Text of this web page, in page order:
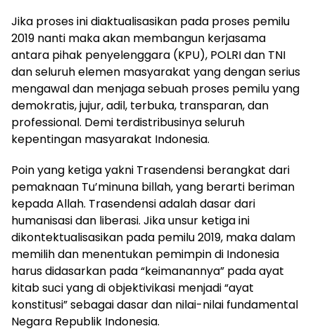
Jika proses ini diaktualisasikan pada proses pemilu
2019 nanti maka akan membangun kerjasama
antara pihak penyelenggara (KPU), POLRI dan TNI
dan seluruh elemen masyarakat yang dengan serius
mengawal dan menjaga sebuah proses pemilu yang
demokratis, jujur, adil, terbuka, transparan, dan
professional. Demi terdistribusinya seluruh
kepentingan masyarakat Indonesia.
Poin yang ketiga yakni Trasendensi berangkat dari
pemaknaan Tu’minuna billah, yang berarti beriman
kepada Allah. Trasendensi adalah dasar dari
humanisasi dan liberasi. Jika unsur ketiga ini
dikontektualisasikan pada pemilu 2019, maka dalam
memilih dan menentukan pemimpin di Indonesia
harus didasarkan pada “keimanannya” pada ayat
kitab suci yang di objektivikasi menjadi “ayat
konstitusi” sebagai dasar dan nilai-nilai fundamental
Negara Republik Indonesia.